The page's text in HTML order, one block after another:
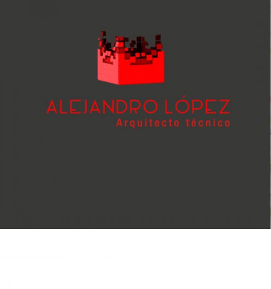
Alejandro López – Arquitecto técnico
Diseño Gráfico / Diseño Web